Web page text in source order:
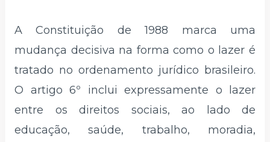
A Constituição de 1988 marca uma
mudança decisiva na forma como o lazer é
tratado no ordenamento jurídico brasileiro.
O artigo 6º inclui expressamente o lazer
entre os direitos sociais, ao lado de
educação, saúde, trabalho, moradia,